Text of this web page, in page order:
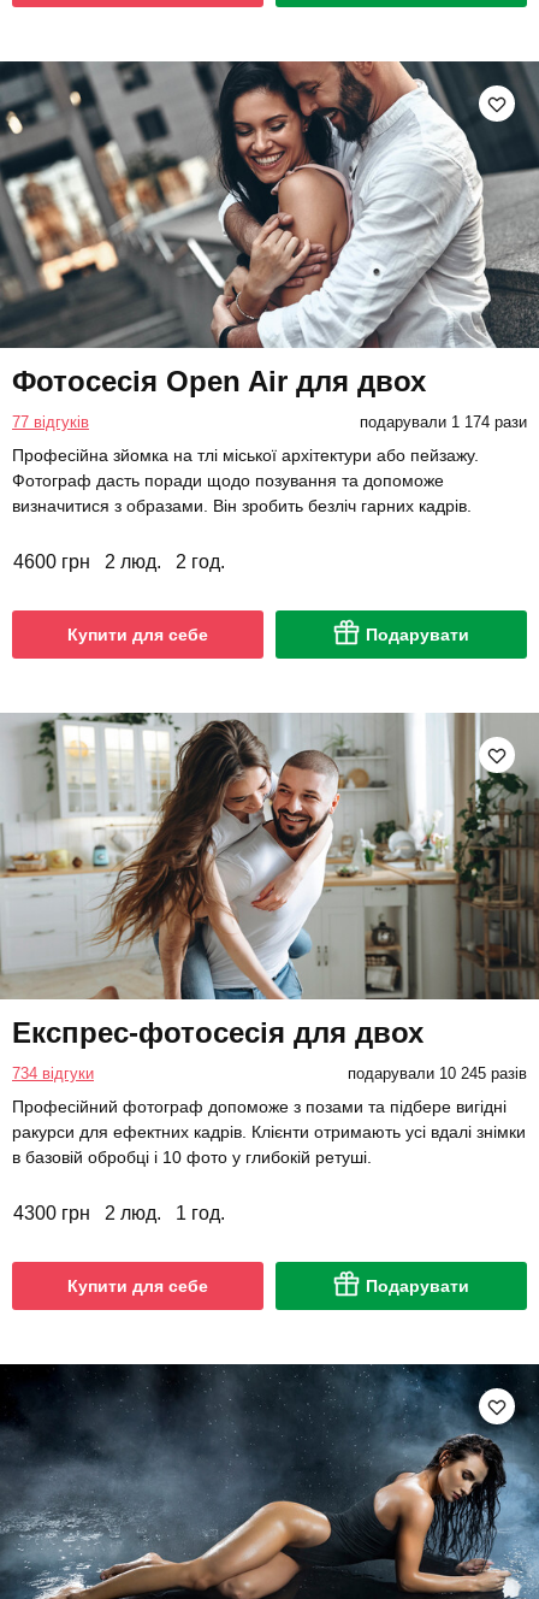
Фотосесія Open Air для двох
77 відгуків подарували 1 174 рази
Професійна зйомка на тлі міської архітектури або пейзажу.
Фотограф дасть поради щодо позування та допоможе
визначитися з образами. Він зробить безліч гарних кадрів.
4600 грн 2 люд. 2 год.
Купити для себе Подарувати
Експрес-фотосесія для двох
734 відгуки подарували 10 245 разів
Професійний фотограф допоможе з позами та підбере вигідні
ракурси для ефектних кадрів. Клієнти отримають усі вдалі знімки
в базовій обробці і 10 фото у глибокій ретуші.
4300 грн 2 люд. 1 год.
Купити для себе Подарувати